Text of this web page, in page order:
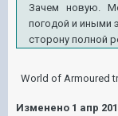
Зачем новую.
погодой и иными
сторону полной
World of Armoured
Изменено 1 апр